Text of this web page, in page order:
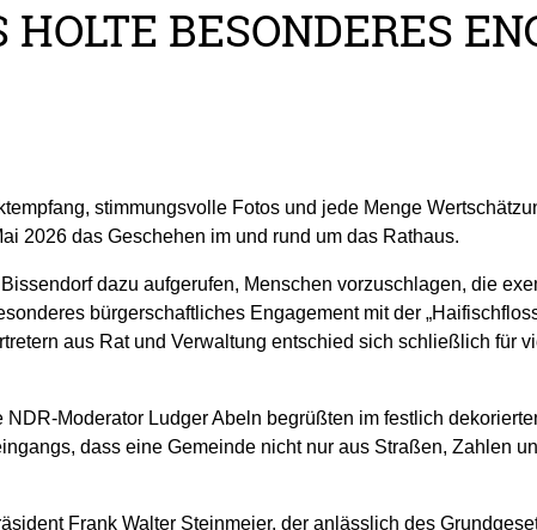
HOLTE BESONDERES
stimmungsvolle Fotos und jede Menge
2026 das Geschehen im und rund um das Rathaus.
dazu aufgerufen, Menschen vorzuschlagen, die
bürgerschaftliches Engagement mit der
aus Rat und Verwaltung entschied sich schließlich für
Moderator Ludger Abeln begrüßten im festlich
dass eine Gemeinde nicht nur aus Straßen, Zahlen
Frank Walter Steinmeier, der anlässlich des